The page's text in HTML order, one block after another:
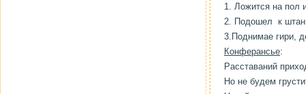
1. Ложится на пол
2. Подошел к
3.Поднимае гири,
Конферансье:
Расставаний
Но не будем